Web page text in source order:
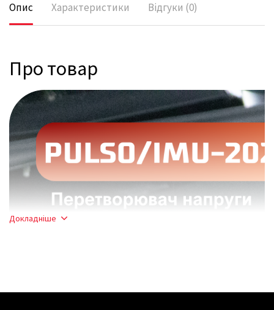
Опис Характеристики Відгуки (0)
Про товар
Докладніше